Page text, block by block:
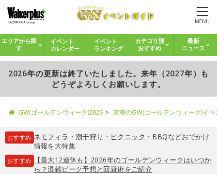
MENU
エリアから探
す
イベント
カレンダー
イベント
ランキング
カテゴリ別
おすすめ
最新
ニュース
2026年の更新は終了いたしました。来年（2027年）も
どうぞよろしくお願いします。
GW(ゴールデンウィーク)2026 東海のGW(ゴールデンウィーク)イ
おすすめ ネモフィラ ・ 潮干狩り ・ ピクニック ・ BBQなどおでかけ
情報を大特集
おすすめ
【最大12連休も】2026年のゴールデンウィークはいつか
ら？混雑ピーク予想と回避術をご紹介